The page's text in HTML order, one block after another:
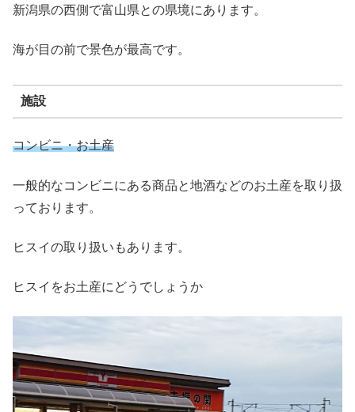
新潟県の西側で富山県との県境にあります。
海が目の前で景色が最高です。
施設
コンビニ・お土産
一般的なコンビニにある商品と地酒などのお土産を取り扱
っております。
ヒスイの取り扱いもあります。
ヒスイをお土産にどうでしょうか